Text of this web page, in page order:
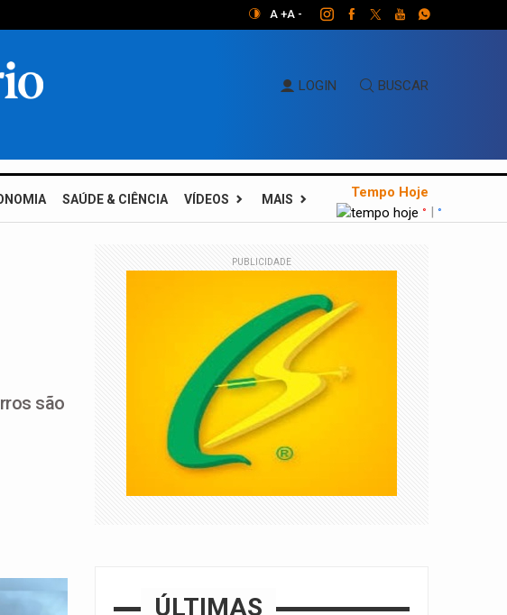
A +A -
LOGIN BUSCAR
SAÚDE & CIÊNCIA VÍDEOS MAIS Tempo Hoje
° | °
são
PUBLICIDADE
ÚLTIMAS